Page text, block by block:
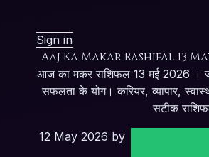
Sign in
Aaj Ka Makar Rashifal 13
आज का मकर राशिफल 13 मई 2026 ।
सफलता के योग। करियर, व्यापार,
सटीक
12 May 2026 by